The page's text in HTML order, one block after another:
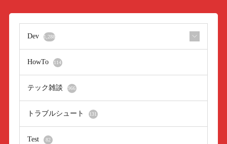
Dev 1,288
HowTo 114
テック雑談 966
トラブルシュート 131
Test 82